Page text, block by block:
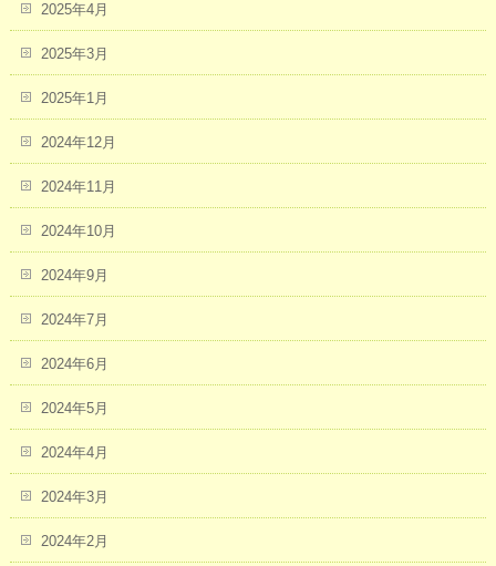
2025年4月
2025年3月
2025年1月
2024年12月
2024年11月
2024年10月
2024年9月
2024年7月
2024年6月
2024年5月
2024年4月
2024年3月
2024年2月